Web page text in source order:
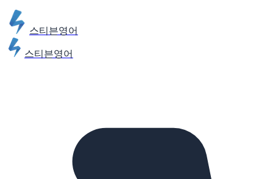
스티븐영어
스티븐영어